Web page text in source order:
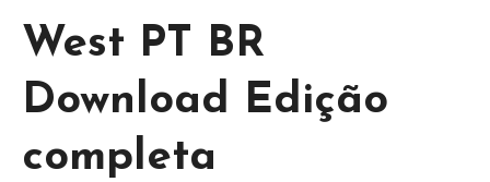
West PT BR
Download Edição
completa